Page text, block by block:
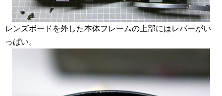
レンズボードを外した本体フレームの上部にはレバーがい
っぱい。